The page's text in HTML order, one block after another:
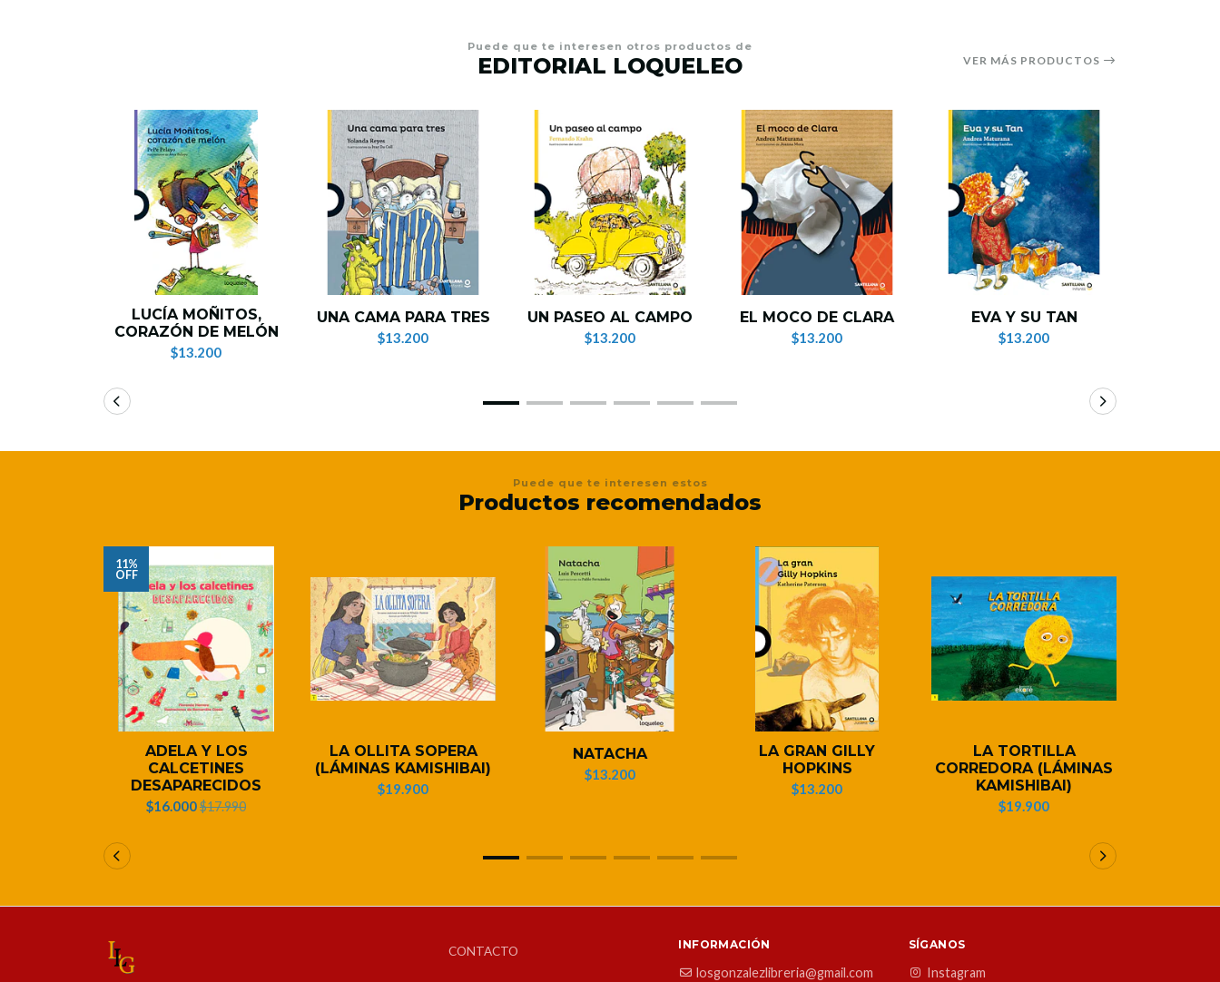
Puede que te interesen otros productos de
EDITORIAL LOQUELEO VER MÁS PRODUCTOS
LUCÍA MOÑITOS,
CORAZÓN DE MELÓN
$13.200
UNA CAMA PARA TRES
$13.200
UN PASEO AL CAMPO
$13.200
EL MOCO DE CLARA
$13.200
EVA Y SU TAN
$13.200
Puede que te interesen estos
Productos recomendados
11%
OFF
ADELA Y LOS
CALCETINES
DESAPARECIDOS
$16.000$17.990
LA OLLITA SOPERA
(LÁMINAS KAMISHIBAI)
$19.900
NATACHA
$13.200
LA GRAN GILLY
HOPKINS
$13.200
LA TORTILLA
CORREDORA (LÁMINAS
KAMISHIBAI)
$19.900
CONTACTO INFORMACIÓN
losgonzalezlibreria@gmail.com
SÍGANOS
Instagram